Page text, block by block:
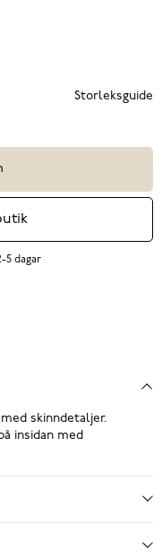
Storleksguide
5 dagar
skinndetaljer.
insidan med